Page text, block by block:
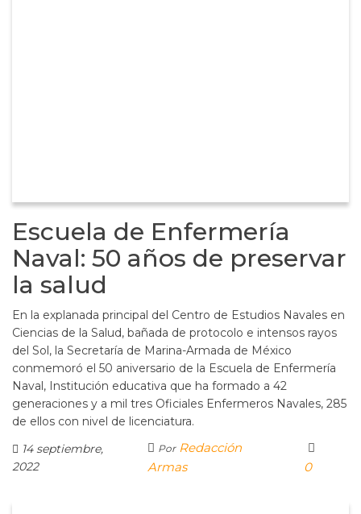
Escuela de Enfermería
Naval: 50 años de preservar
la salud
En la explanada principal del Centro de Estudios Navales en
Ciencias de la Salud, bañada de protocolo e intensos rayos
del Sol, la Secretaría de Marina-Armada de México
conmemoró el 50 aniversario de la Escuela de Enfermería
Naval, Institución educativa que ha formado a 42
generaciones y a mil tres Oficiales Enfermeros Navales, 285
de ellos con nivel de licenciatura.
14 septiembre,
2022
Por Redacción
Armas
0